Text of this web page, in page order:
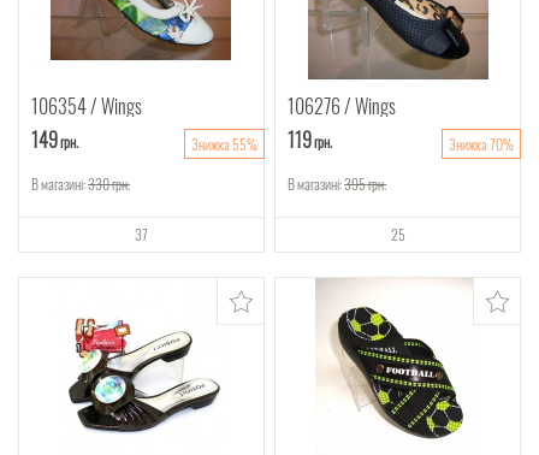
106354 Wings
149грн.
Знижка 55%
В магазині:330грн.
37
106276 Wings
119грн.
Знижка 70%
В магазині:395грн.
25